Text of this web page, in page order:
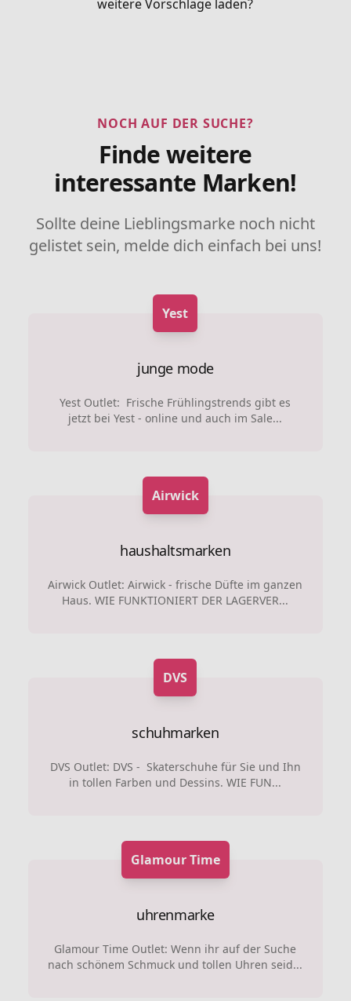
weitere Vorschläge laden?
NOCH AUF DER SUCHE?
Finde weitere
interessante Marken!
Sollte deine Lieblingsmarke noch nicht
gelistet sein, melde dich einfach bei uns!
Yest
junge mode
Yest Outlet: Frische Frühlingstrends gibt es
jetzt bei Yest - online und auch im Sale...
Airwick
haushaltsmarken
Airwick Outlet: Airwick - frische Düfte im ganzen
Haus. WIE FUNKTIONIERT DER LAGERVER...
DVS
schuhmarken
DVS Outlet: DVS - Skaterschuhe für Sie und Ihn
in tollen Farben und Dessins. WIE FUN...
Glamour Time
uhrenmarke
Glamour Time Outlet: Wenn ihr auf der Suche
nach schönem Schmuck und tollen Uhren seid...